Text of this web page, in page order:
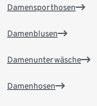
Damensporthosen
Damenblusen
Damenunterwäsche
Damenhosen